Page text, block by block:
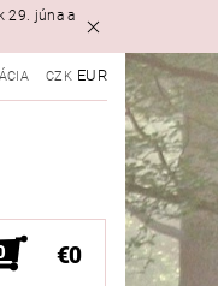
29. júna a
CZK EUR
€0